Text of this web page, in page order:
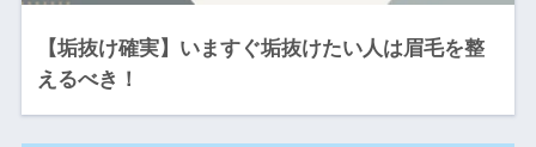
【垢抜け確実】いますぐ垢抜けたい人は眉毛を整
えるべき！